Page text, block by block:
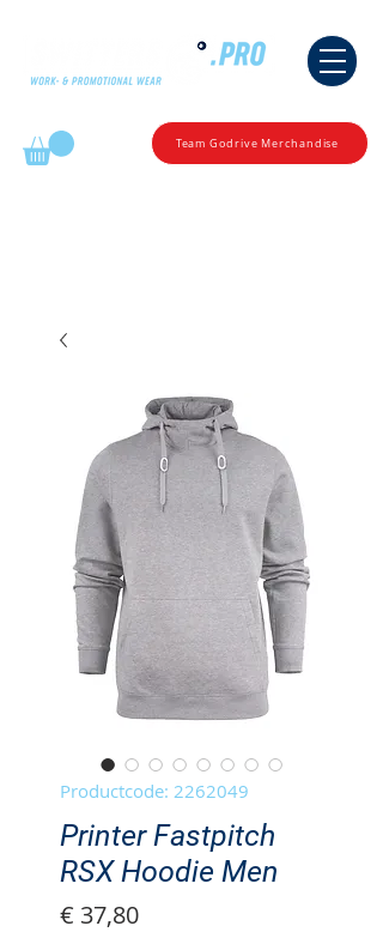
Team Godrive Merchandise
Productcode: 2262049
Printer Fastpitch
RSX Hoodie Men
€ 37,80Prijs